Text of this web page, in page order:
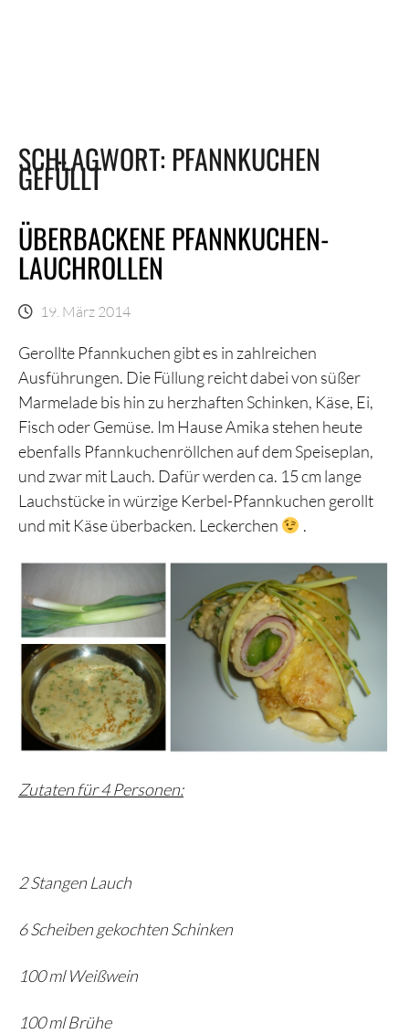
SCHLAGWORT: PFANNKUCHEN
GEFÜLLT
ÜBERBACKENE PFANNKUCHEN-
LAUCHROLLEN
19. März 2014
Gerollte Pfannkuchen gibt es in zahlreichen
Ausführungen. Die Füllung reicht dabei von süßer
Marmelade bis hin zu herzhaften Schinken, Käse, Ei,
Fisch oder Gemüse. Im Hause Amika stehen heute
ebenfalls Pfannkuchenröllchen auf dem Speiseplan,
und zwar mit Lauch. Dafür werden ca. 15 cm lange
Lauchstücke in würzige Kerbel-Pfannkuchen gerollt
und mit Käse überbacken. Leckerchen
.
Zutaten für 4 Personen:
2 Stangen Lauch
6 Scheiben gekochten Schinken
100 ml Weißwein
100 ml Brühe